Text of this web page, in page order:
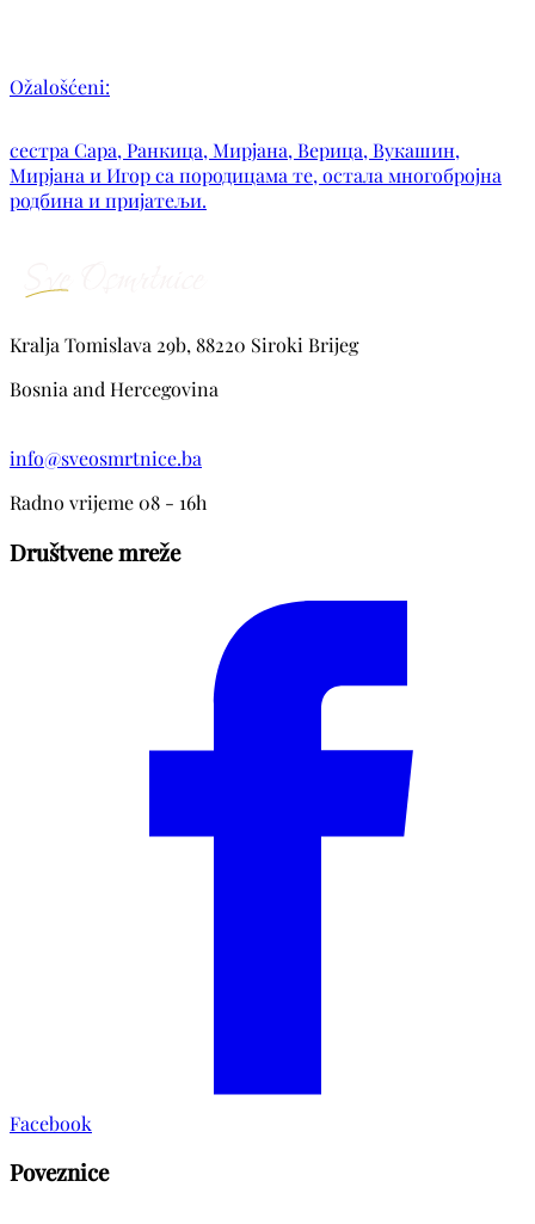
Ožalošćeni:
сестра Сара, Ранкица, Мирјана, Верица, Вукашин,
Мирјана и Игор са породицама те, остала многобројна
родбина и пријатељи.
Kralja Tomislava 29b, 88220 Siroki Brijeg
Bosnia and Hercegovina
info@sveosmrtnice.ba
Radno vrijeme 08 - 16h
Društvene mreže
Facebook
Poveznice